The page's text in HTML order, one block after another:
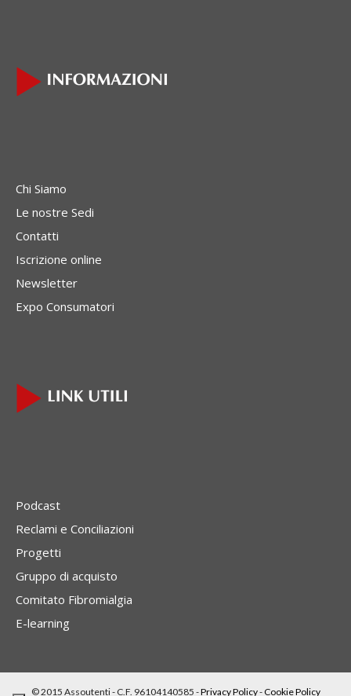
Chi Siamo
Le nostre Sedi
Contatti
Iscrizione online
Newsletter
Expo Consumatori
Podcast
Reclami e Conciliazioni
Progetti
Gruppo di acquisto
Comitato Fibromialgia
E-learning
© 2015 Assoutenti - C.F. 96104140585 -Privacy Policy-Cookie Policy